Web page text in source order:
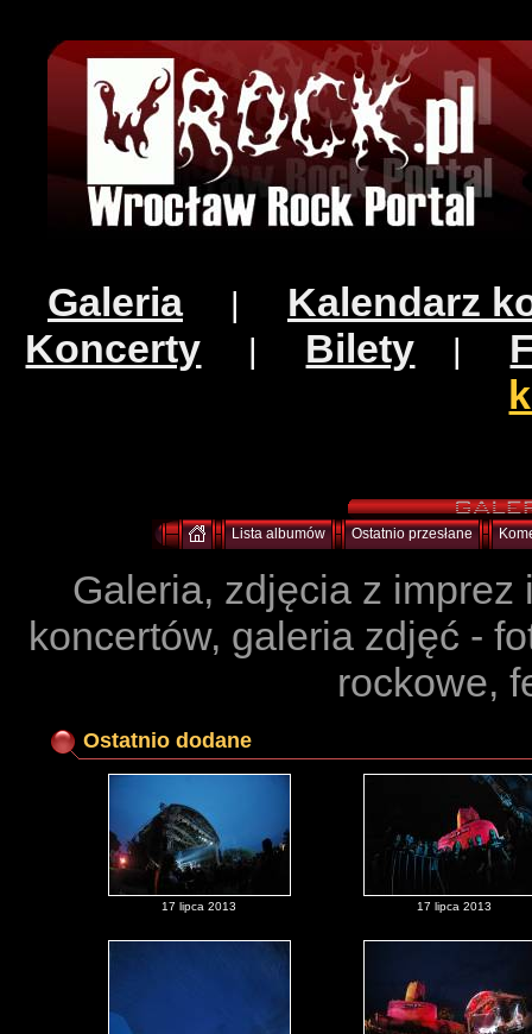
Galeria| Kalendarz
Koncerty | Bilety |
Lista albumów Ostatnio przesłane
Galeria, zdjęcia z imprez
koncertów, galeria zdjęć -
rockowe,
Ostatnio dodane
17 lipca 2013 17 lipca 2013